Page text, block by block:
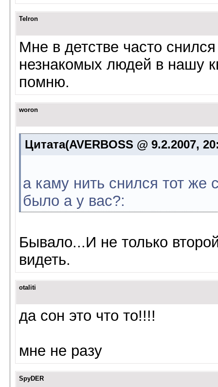
Telron
Мне в детстве часто
незнакомых людей в нашу
помню.
woron
Цитата(AVERBOSS @ 9.2.2007,
а каму нить снился тот же
было а у вас?:
Бывало...И не только
видеть.
otaliti
да сон это что то!!!!
мне не разу
SpyDER